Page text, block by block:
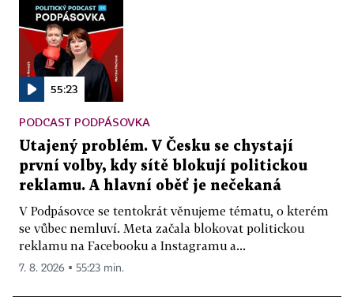
55:23
PODCAST PODPÁSOVKA
Utajený problém. V Česku se chystají
první volby, kdy sítě blokují politickou
reklamu. A hlavní oběť je nečekaná
V Podpásovce se tentokrát věnujeme tématu, o kterém
se vůbec nemluví. Meta začala blokovat politickou
reklamu na Facebooku a Instagramu a...
7. 8. 2026 ▪ 55:23 min.